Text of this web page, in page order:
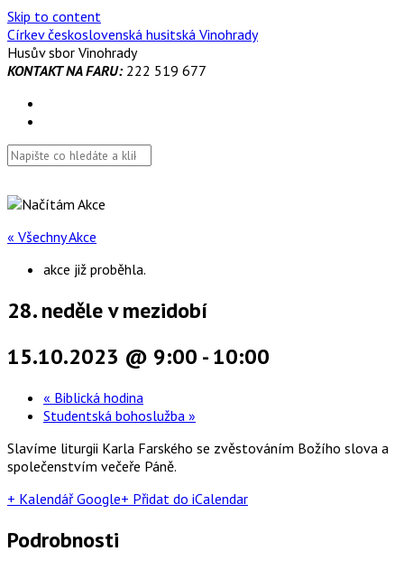
Skip to content
Církev československá husitská Vinohrady
Husův sbor Vinohrady
KONTAKT NA FARU:222 519 677
« Všechny Akce
akce již proběhla.
28. neděle v mezidobí
15.10.2023 @ 9:00 -10:00
« Biblická hodina
Studentská bohoslužba »
Slavíme liturgii Karla Farského se zvěstováním Božího slova a
společenstvím večeře Páně.
+ Kalendář Google+ Přidat do iCalendar
Podrobnosti